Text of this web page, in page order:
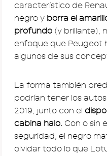
característico de
negro y borra el
profundo (y brillante),
enfoque que Peugeot
algunos de sus
La forma también
podrían tener los
2019, junto con el
cabina halo. Con o sin
seguridad, el negro
olvidar todo lo que